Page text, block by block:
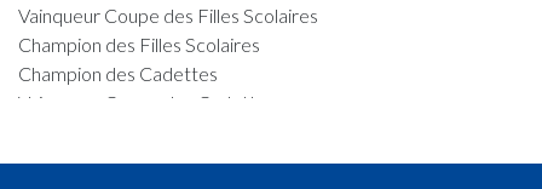
Vainqueur Coupe des Filles Scolaires
Champion des Filles Scolaires
Champion des Cadettes
Vainqueur Coupe des Cadettes
Champion des Fillettes